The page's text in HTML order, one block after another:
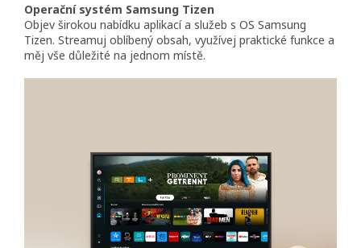
Operační systém Samsung Tizen
Objev širokou nabídku aplikací a služeb s OS Samsung
Tizen. Streamuj oblíbený obsah, využívej praktické funkce a
měj vše důležité na jednom místě.